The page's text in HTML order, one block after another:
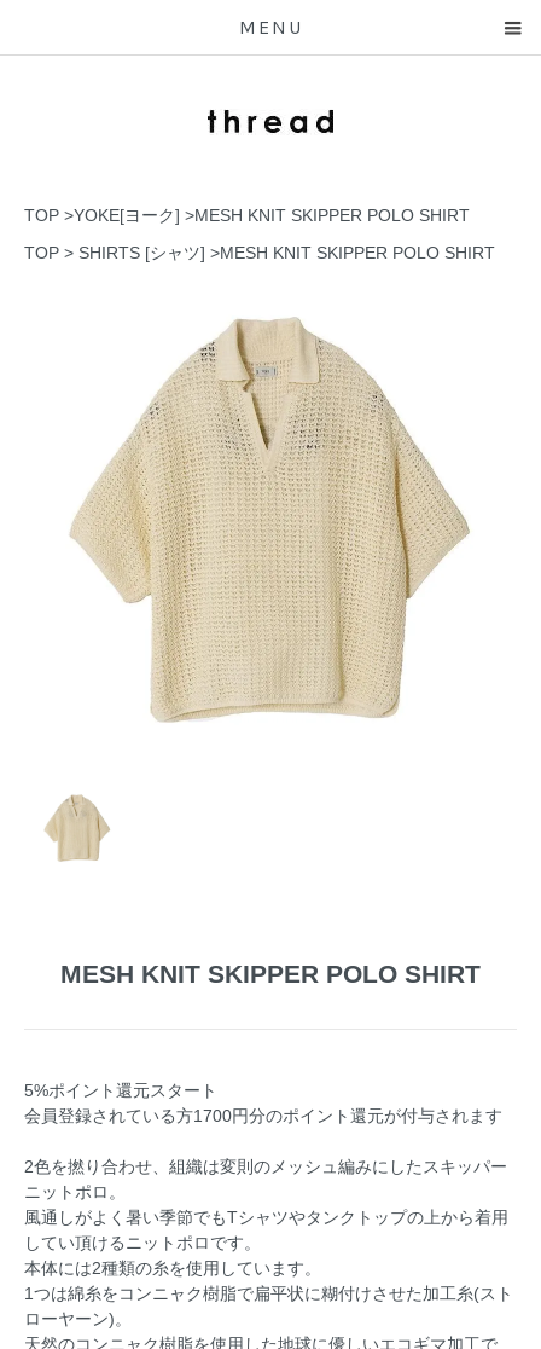
MENU
TOP >YOKE[ヨーク] >MESH KNIT SKIPPER POLO SHIRT
TOP > SHIRTS [シャツ] >MESH KNIT SKIPPER POLO SHIRT
MESH KNIT SKIPPER POLO SHIRT
5%ポイント還元スタート
会員登録されている方1700円分のポイント還元が付与されます
2色を撚り合わせ、組織は変則のメッシュ編みにしたスキッパー
ニットポロ。
風通しがよく暑い季節でもTシャツやタンクトップの上から着用
してい頂けるニットポロです。
本体には2種類の糸を使用しています。
1つは綿糸をコンニャク樹脂で扁平状に糊付けさせた加工糸(スト
ローヤーン)。
天然のコンニャク樹脂を使用した地球に優しいエコギマ加工で